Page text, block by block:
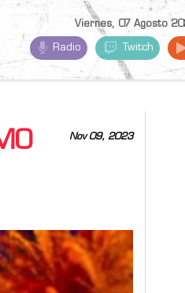
Viernes, 07 Agosto
Radio Twitch
Nov 09, 2023